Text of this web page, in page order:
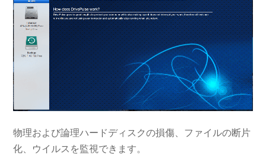
物理および論理ハードディスクの損傷、ファイルの断片
化、ウイルスを監視できます。